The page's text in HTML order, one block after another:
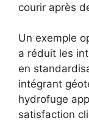
courir après
Un exemple
a réduit les
en
intégrant
hydrofuge
satisfaction